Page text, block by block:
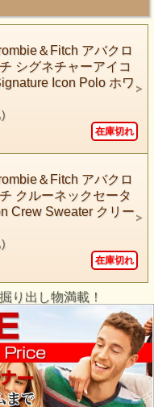
＆Fitch アバクロ
シグネチャーアイコ
Icon Polo ホワ
在庫切れ
＆Fitch アバクロ
クルーネックセータ
Crew Sweater クリー
在庫切れ
り出し物満載！